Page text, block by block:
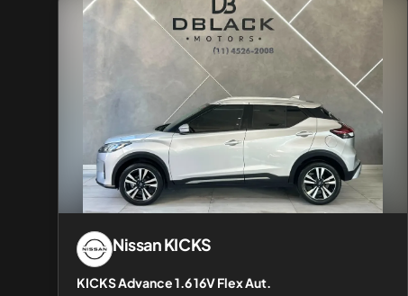
NissanKICKS
KICKS Advance 1.6 16V Flex Aut.